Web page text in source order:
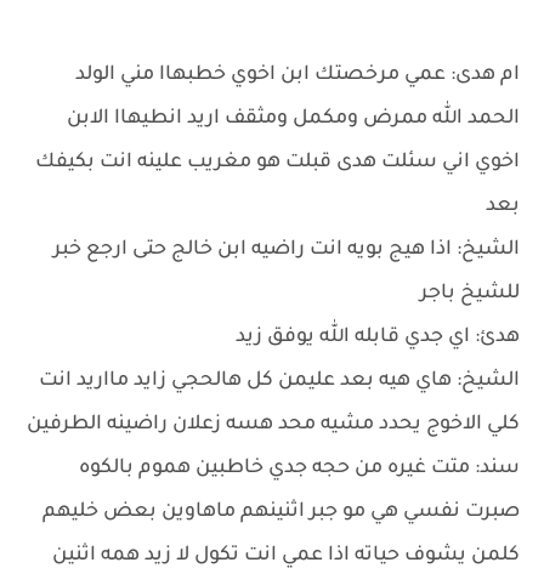
ام هدى: عمي مرخصتك ابن اخوي خطبهاا مني الولد
الحمد الله ممرض ومكمل ومثقف اريد انطيهاا الابن
اخوي اني سئلت هدى قبلت هو مغريب علينه انت بكيفك
بعد
الشيخ: اذا هيج بويه انت راضيه ابن خالج حتى ارجع خبر
للشيخ باجر
هدئ: اي جدي قابله الله يوفق زيد
الشيخ: هاي هيه بعد عليمن كل هالحجي زايد مااريد انت
كلي الاخوج يحدد مشيه محد هسه زعلان راضينه الطرفين
سند: متت غيره من حجه جدي خاطبين هموم بالكوه
صبرت نفسي هي مو جبر اثنينهم ماهاوين بعض خليهم
كلمن يشوف حياته اذا عمي انت تكول لا زيد همه اثنين